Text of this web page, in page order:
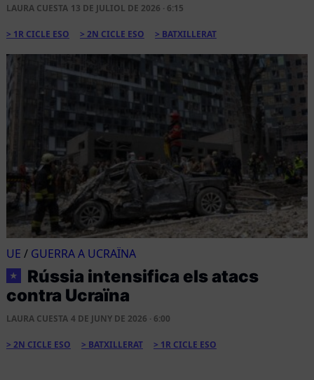
LAURA CUESTA 13 DE JULIOL DE 2026 · 6:15
1R CICLE ESO 2N CICLE ESO BATXILLERAT
UE / GUERRA A UCRAÏNA
★
Rússia intensifica els atacs
contra Ucraïna
LAURA CUESTA 4 DE JUNY DE 2026 · 6:00
2N CICLE ESO BATXILLERAT 1R CICLE ESO